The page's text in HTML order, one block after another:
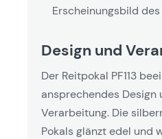
Erscheinungsbild des
Design und
Der Reitpokal PF113
ansprechendes Design
Verarbeitung. Die
Pokals glänzt edel und